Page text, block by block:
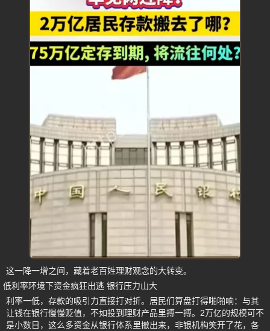
这一降一增之间，藏着老百姓理财观念的大转变。
低利率环境下资金疯狂出逃 银行压力山大
利率一低，存款的吸引力直接打对折。居民们算盘打得啪啪响：与其
让钱在银行慢慢贬值，不如投到理财产品里搏一搏。2万亿的规模可不
是小数目，这么多资金从银行体系里撤出来，非银机构笑开了花，各